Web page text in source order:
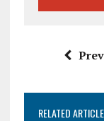
RELATED